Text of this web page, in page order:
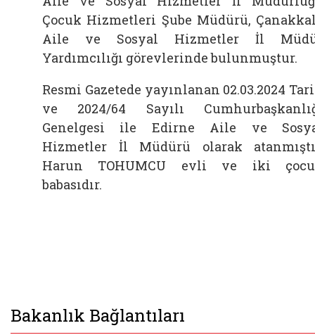
Çocuk Hizmetleri Şube Müdürü,
Aile ve Sosyal Hizmetler İl
Yardımcılığı görevlerinde bulunmuştur.
Resmi Gazetede yayınlanan 02.03.2024
ve 2024/64 Sayılı
Genelgesi ile Edirne Aile ve
Hizmetler İl Müdürü olarak
Harun TOHUMCU evli ve iki
babasıdır.
Bakanlık Bağlantıları